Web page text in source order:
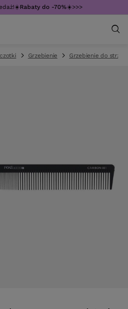
Rabaty do -70%☀️>>>
Grzebienie Grzebienie do